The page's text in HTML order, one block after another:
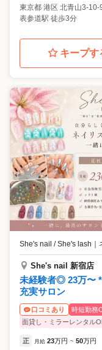
東京都 港区 北青山3-10-
表参道駅 徒歩3分
キープす
She's nail / She's lash
She's nail 新宿店
未経験者◎ 23万〜
充実サロン
口コミあり 時短勤務
面貸し・ミラーレンタル
正 月給 23万円 ~ 50万円